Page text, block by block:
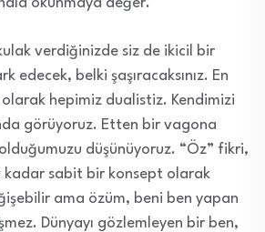
verdiğinizde siz de ikicil bir
edecek, belki şaşıracaksınız. En
hepimiz dualistiz. Kendimizi
görüyoruz. Etten bir vagona
düşünüyoruz. “Öz” fikri,
kadar sabit bir konsept olarak
ama özüm, beni ben yapan
Dünyayı gözlemleyen bir ben,